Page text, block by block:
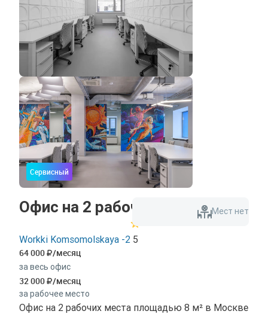
Сервисный
Офис на 2 рабочих места
Workki Komsomolskaya -2 5
64 000 /месяц
за весь офис
32 000 /месяц
за рабочее место
Офис на 2 рабочих места площадью 8 м² в Москве
Мест нет